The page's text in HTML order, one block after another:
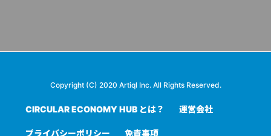
Copyright (C) 2020 Artiql Inc. All Rights Reserved.
CIRCULAR ECONOMY HUB とは？ 運営会社
プライバシーポリシー 免責事項